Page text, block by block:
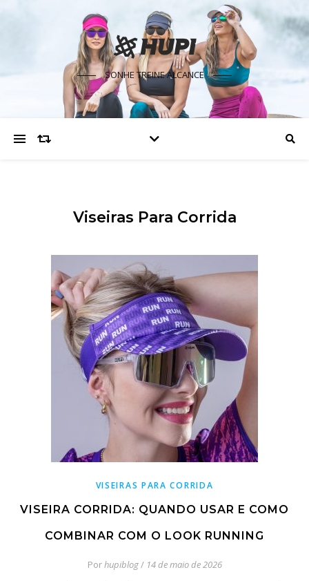
SONHE TREINE ALCANCE
Viseiras Para Corrida
VISEIRAS PARA CORRIDA
VISEIRA CORRIDA: QUANDO USAR E COMO
COMBINAR COM O LOOK RUNNING
Porhupiblog/ 14 de maio de 2026